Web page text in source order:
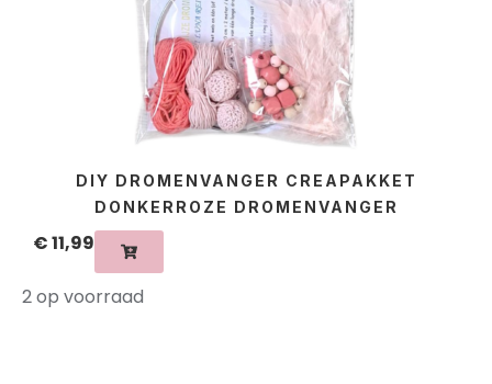
DIY DROMENVANGER CREAPAKKET
DONKERROZE DROMENVANGER
€11,99
2 op voorraad